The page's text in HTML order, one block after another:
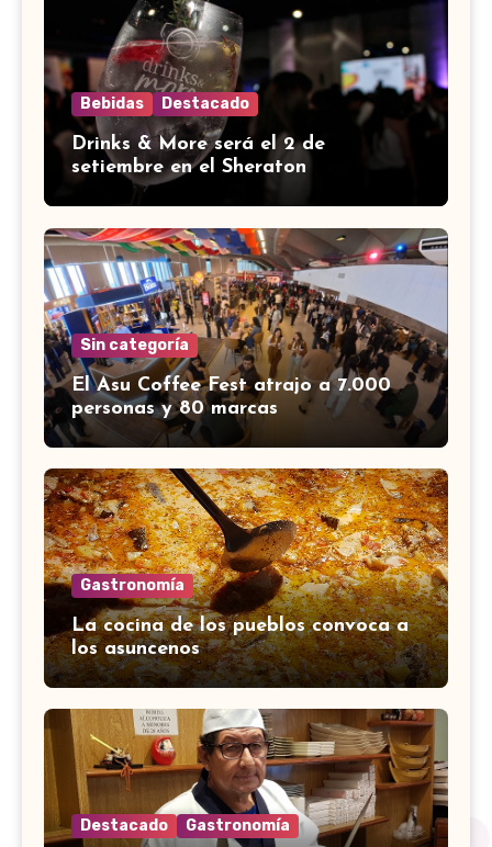
Bebidas Destacado
Drinks & More será el 2 de
setiembre en el Sheraton
Sin categoría
El Asu Coffee Fest atrajo a 7.000
personas y 80 marcas
Gastronomía
La cocina de los pueblos convoca a
los asuncenos
Destacado Gastronomía